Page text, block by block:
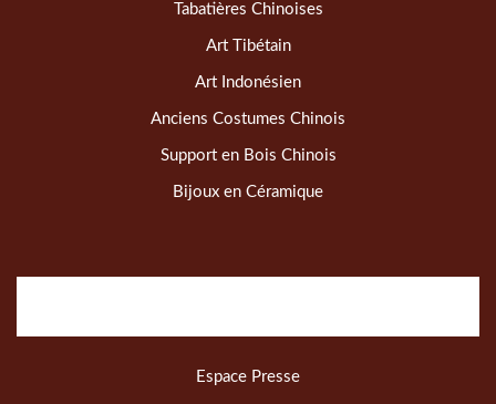
Tabatières Chinoises
Art Tibétain
Art Indonésien
Anciens Costumes Chinois
Support en Bois Chinois
Bijoux en Céramique
Espace Presse